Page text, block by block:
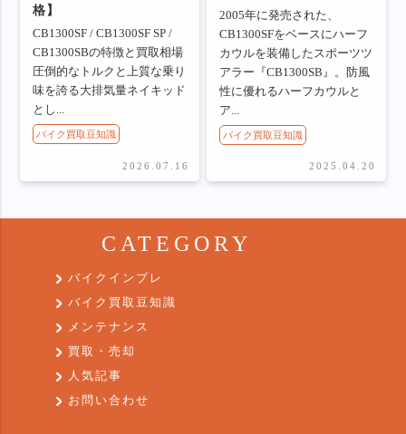
格】
CB1300SF / CB1300SF SP /
CB1300SBの特徴と買取相場
圧倒的なトルクと上質な乗り
味を誇る大排気量ネイキッド
とし...
バイク買取豆知識
2026.07.16
2005年に発売された、
CB1300SFをベースにハーフ
カウルを装備したスポーツツ
アラー『CB1300SB』。防風
性に優れるハーフカウルと
ア...
バイク買取豆知識
2025.04.20
CATEGORY
バイクインプレ
バイク買取豆知識
メンテナンス
買取・売却
人気記事
お問い合わせ